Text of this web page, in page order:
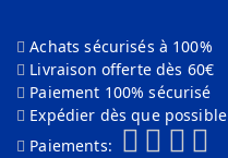
Achats sécurisés à 100%
Livraison offerte dès 60€
Paiement 100% sécurisé
Expédier dès que possible
Paiements: